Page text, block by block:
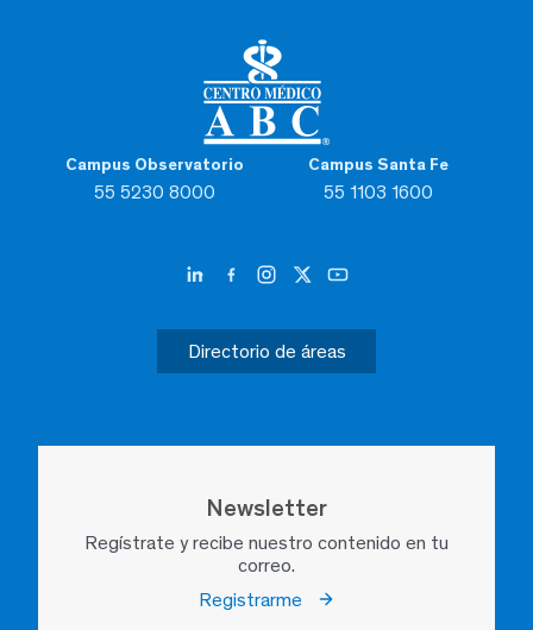
Campus Observatorio
55 5230 8000
Campus Santa Fe
55 1103 1600
Directorio de áreas
Newsletter
Regístrate y recibe nuestro contenido en tu
correo.
Registrarme